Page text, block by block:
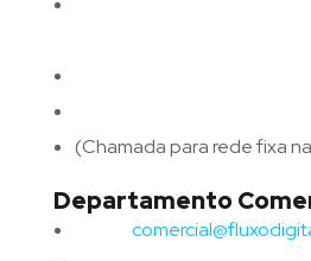
(Chamada para rede fixa
Departamento